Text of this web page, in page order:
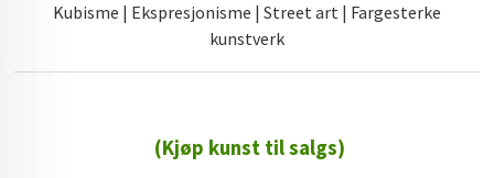
Kubisme | Ekspresjonisme | Street art | Fargesterke
kunstverk
(Kjøp kunst til salgs)